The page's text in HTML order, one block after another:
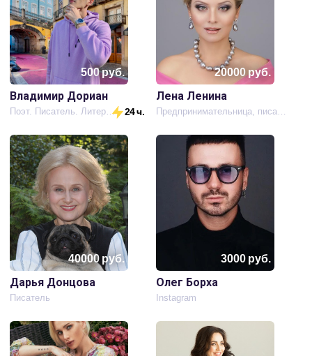
500руб.
Владимир Дориан
Поэт. Писатель. Литератор 24 ч.
20000руб.
Лена Ленина
Предпринимательница, писательница
40000руб.
Дарья Донцова
Писатель
3000руб.
Олег Борха
Instagram